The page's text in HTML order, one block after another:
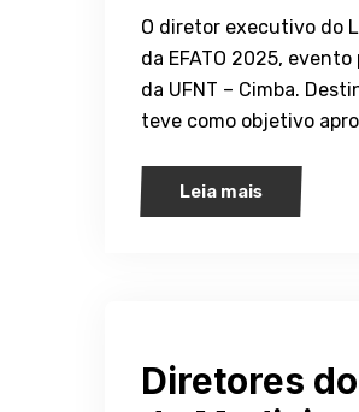
O diretor executivo do
da EFATO 2025,
da UFNT – Cimba.
teve como objetivo
Leia mais
Diretores